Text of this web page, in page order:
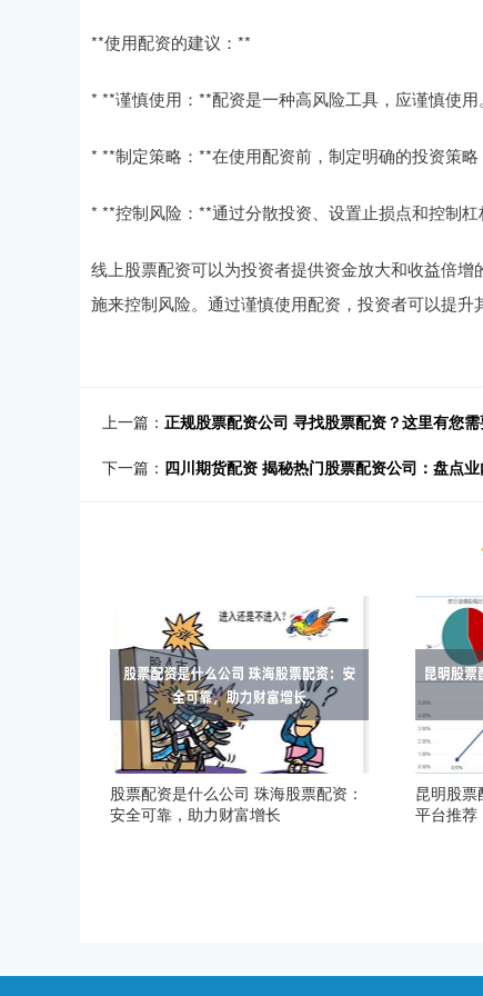
**使用配资的建议：**
* **谨慎使用：**配资是一种高风险工具，应谨慎使用。
* **制定策略：**在使用配资前，制定明确的投资策略
* **控制风险：**通过分散投资、设置止损点和控制杠
线上股票配资可以为投资者提供资金放大和收益倍
施来控制风险。通过谨慎使用配资，投资者可以提升
上一篇： 正规股票配资公司 寻找股票配资？这里有您需
下一篇： 四川期货配资 揭秘热门股票配资公司：盘点
股票配资是什么公司 珠海股票配资：
安全可靠，助力财富增长
昆明股
平台推荐